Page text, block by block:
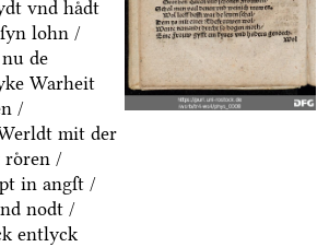
vnd haͤdt
lohn /
de
Warheit
/
mit der
roͤren /
in angſt /
nodt /
entlyck